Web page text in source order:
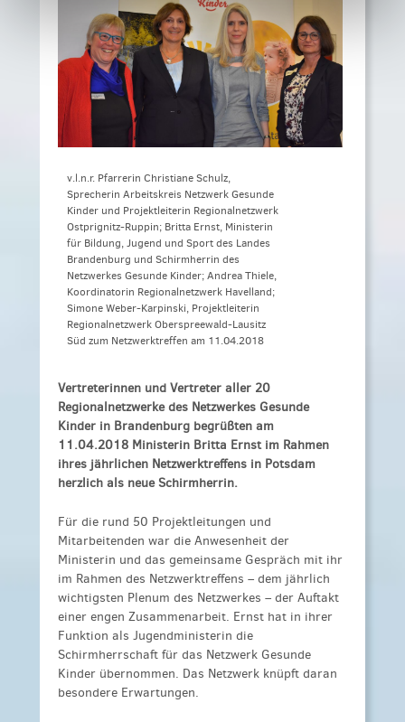
v.l.n.r. Pfarrerin Christiane Schulz,
Sprecherin Arbeitskreis Netzwerk Gesunde
Kinder und Projektleiterin Regionalnetzwerk
Ostprignitz-Ruppin; Britta Ernst, Ministerin
für Bildung, Jugend und Sport des Landes
Brandenburg und Schirmherrin des
Netzwerkes Gesunde Kinder; Andrea Thiele,
Koordinatorin Regionalnetzwerk Havelland;
Simone Weber-Karpinski, Projektleiterin
Regionalnetzwerk Oberspreewald-Lausitz
Süd zum Netzwerktreffen am 11.04.2018
Vertreterinnen und Vertreter aller 20
Regionalnetzwerke des Netzwerkes Gesunde
Kinder in Brandenburg begrüßten am
11.04.2018 Ministerin Britta Ernst im Rahmen
ihres jährlichen Netzwerktreffens in Potsdam
herzlich als neue Schirmherrin.
Für die rund 50 Projektleitungen und
Mitarbeitenden war die Anwesenheit der
Ministerin und das gemeinsame Gespräch mit ihr
im Rahmen des Netzwerktreffens – dem jährlich
wichtigsten Plenum des Netzwerkes – der Auftakt
einer engen Zusammenarbeit. Ernst hat in ihrer
Funktion als Jugendministerin die
Schirmherrschaft für das Netzwerk Gesunde
Kinder übernommen. Das Netzwerk knüpft daran
besondere Erwartungen.